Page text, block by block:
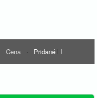
Cena
Pridané